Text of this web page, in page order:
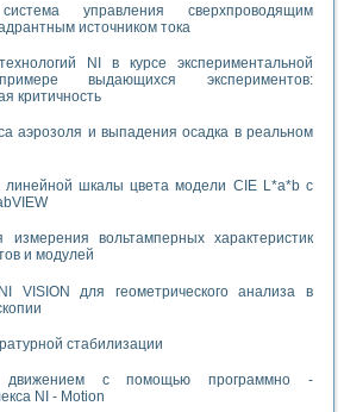
управления сверхпроводящим
источником тока
NI в курсе экспериментальной
выдающихся экспериментов:
критичность
аэрозоля и выпадения осадка в реальном
линейной шкалы цвета модели CIE L*a*b с
измерения вольтамперных характеристик
и модулей
VISION для геометрического анализа в
стабилизации
движением с помощью программно -
NI - Motion